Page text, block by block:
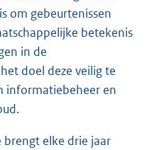
om gebeurtenissen
betekenis
in de
doel deze veilig te
informatiebeheer en
elke drie jaar